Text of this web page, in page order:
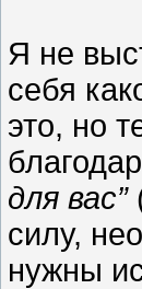
Я не
себя
это, но
для вас”
силу,
нужны